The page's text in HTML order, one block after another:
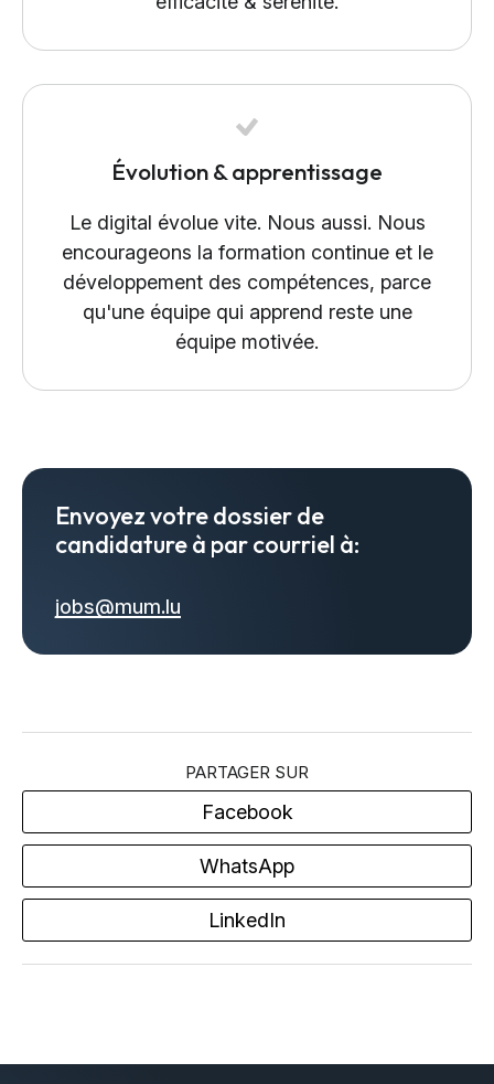
Évolution & apprentissage
Le digital évolue vite. Nous aussi. Nous
encourageons la formation continue et le
développement des compétences, parce
qu'une équipe qui apprend reste une
équipe motivée.
Envoyez votre dossier de
candidature à par courriel à:
jobs@mum.lu
PARTAGER SUR
Facebook
WhatsApp
LinkedIn